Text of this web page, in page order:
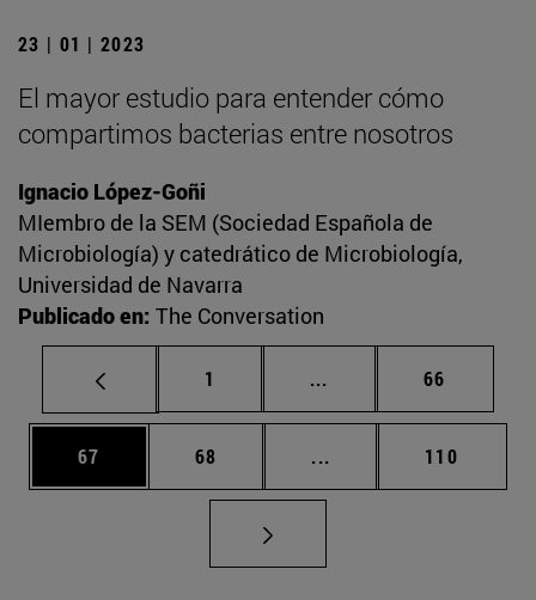
23 | 01 | 2023
El mayor estudio para entender cómo
compartimos bacterias entre nosotros
Ignacio López-Goñi
MIembro de la SEM (Sociedad Española de
Microbiología) y catedrático de Microbiología,
Universidad de Navarra
Publicado en: The Conversation
Página
1 ... Páginas intermedias
Página
66
Página
67 Página
68 ... Páginas intermedias
Página
110